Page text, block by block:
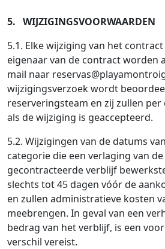
5. WIJZIGINGSVOORWAARDEN
5.1. Elke wijziging van het
eigenaar van de contract worden
mail naar
wijzigingsverzoek wordt
reserveringsteam en zij zullen
als de wijziging is geaccepteerd.
5.2. Wijzigingen van de datums
categorie die een verlaging van
gecontracteerde verblijf
slechts tot 45 dagen vóór de
en zullen administratieve kosten
meebrengen. In geval van een
bedrag van het verblijf, is een
verschil vereist.